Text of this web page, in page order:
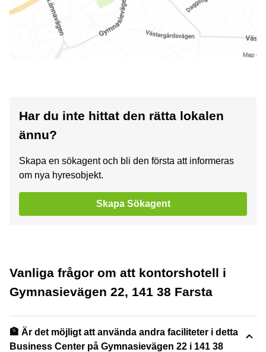
Har du inte hittat den rätta lokalen
ännu?
Skapa en sökagent och bli den första att informeras
om nya hyresobjekt.
Skapa Sökagent
Vanliga frågor om att kontorshotell i
Gymnasievägen 22, 141 38 Farsta
🏦 Är det möjligt att använda andra faciliteter i detta
Business Center på Gymnasievägen 22 i 141 38